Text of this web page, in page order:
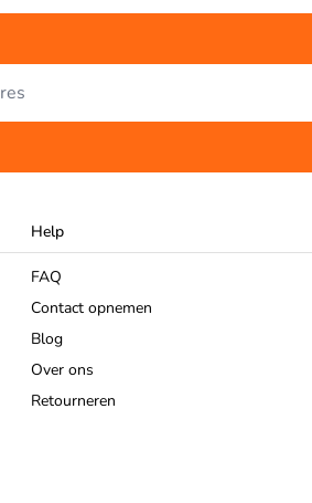
Help
FAQ
Contact opnemen
Blog
Over ons
Retourneren